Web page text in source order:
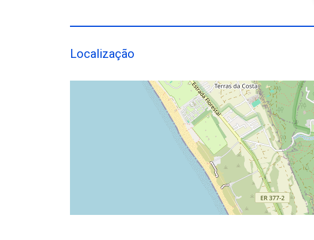
Localização